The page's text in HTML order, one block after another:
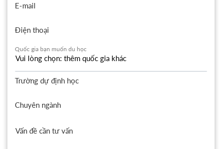
E-mail
Điện thoại
Quốc gia bạn muốn du học
Trường dự định học
Chuyên ngành